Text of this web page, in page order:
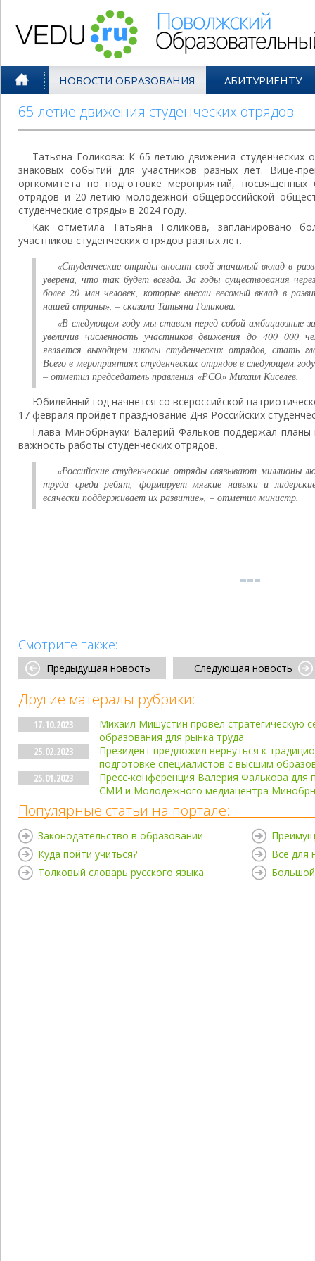
НОВОСТИ ОБРАЗОВАНИЯ АБИТУРИЕНТУ
65-летие движения студенческих отрядов
Татьяна Голикова: К 65-летию движения студенческих
знаковых событий для участников разных лет. Вице-
оргкомитета по подготовке мероприятий, посвященных
отрядов и 20-летию молодежной общероссийской
студенческие отряды» в 2024 году.
Как отметила Татьяна Голикова, запланировано
участников студенческих отрядов разных лет.
«Студенческие отряды вносят свой значимый вклад в
уверена, что так будет всегда. За годы существования
более 20 млн человек, которые внесли весомый вклад в
нашей страны», – сказала Татьяна Голикова.
«В следующем году мы ставим перед собой амбициозные
увеличив численность участников движения до 400 000
является выходцем школы студенческих отрядов, стать
Всего в мероприятиях студенческих отрядов в следующем
– отметил председатель правления «РСО» Михаил Киселев.
Юбилейный год начнется со всероссийской
17 февраля пройдет празднование Дня Российских
Глава Минобрнауки Валерий Фальков поддержал
важность работы студенческих отрядов.
«Российские студенческие отряды связывают миллионы
труда среди ребят, формирует мягкие навыки и
всячески поддерживает их развитие», – отметил министр.
Смотрите также:
Предыдущая новость Следующая новость
Другие матералы рубрики:
17.10.2023
Михаил Мишустин провел стратегическую
образования для рынка труда
25.02.2023
Президент предложил вернуться к
подготовке специалистов с высшим
25.01.2023
Пресс-конференция Валерия Фалькова для
СМИ и Молодежного медиацентра
Популярные статьи на портале:
Законодательство в образовании
Куда пойти учиться?
Толковый словарь русского языка
Все для
Большой